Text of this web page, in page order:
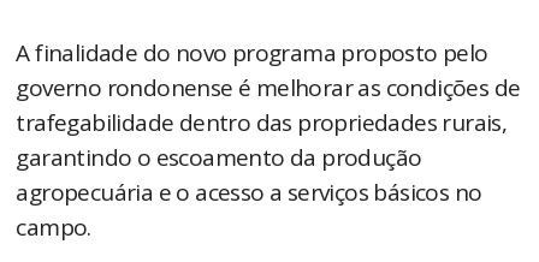
A finalidade do novo programa proposto pelo
governo rondonense é melhorar as condições de
trafegabilidade dentro das propriedades rurais,
garantindo o escoamento da produção
agropecuária e o acesso a serviços básicos no
campo.